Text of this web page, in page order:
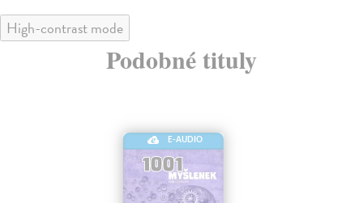
High-contrast mode
Podobné tituly
E-AUDIO